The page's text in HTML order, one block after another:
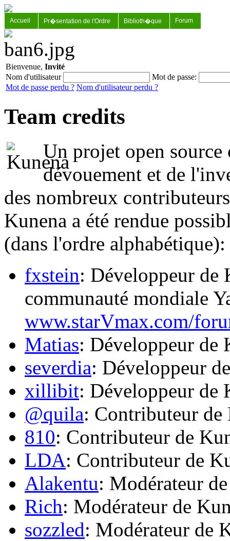
Accueil Pr�sentation de l'Ordre Biblioth�que Forum
Bienvenue, Invité
Nom d'utilisateur
Mot de passe:
Mot de passe perdu ? Nom d'utilisateur perdu ?
Team credits
Un projet open
dévouement et de
des nombreux
Kunena a été rendue
(dans l'ordre alphabétique):
fxstein: Développeur de
communauté mondiale
www.starVmax.com/
Matias: Développeur de
severdia: Développeur
xillibit: Développeur de
@quila: Contributeur de
810: Contributeur de
LDA: Contributeur de
Alakentu: Modérateur
Rich: Modérateur de
sozzled: Modérateur de